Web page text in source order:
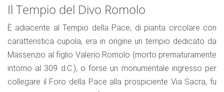
Il Tempio del Divo Romolo
È adiacente al Tempio della Pace, di pianta circolare con
caratteristica cupola, era in origine un tempio dedicato da
Massenzio al figlio Valerio Romolo (morto prematuramente
intorno al 309 d.C.), o forse un monumentale ingresso per
collegare il Foro della Pace alla prospiciente Via Sacra, fu